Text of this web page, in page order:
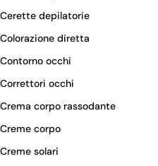
Cerette depilatorie
Colorazione diretta
Contorno occhi
Correttori occhi
Crema corpo rassodante
Creme corpo
Creme solari